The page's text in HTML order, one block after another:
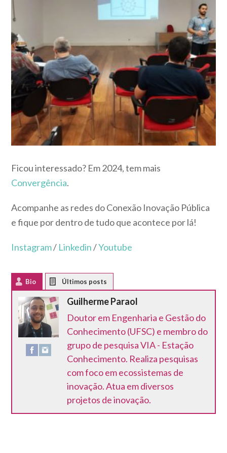
Ficou interessado? Em 2024, tem mais
Convergência.
Acompanhe as redes do Conexão Inovação Pública
e fique por dentro de tudo que acontece por lá!
Instagram/ Linkedin/Youtube
Bio
Guilherme Paraol
Doutor em Engenharia e Gestão do
Conhecimento (UFSC) e membro do
grupo de pesquisa VIA - Estação
Conhecimento. Realiza pesquisas
com foco em ecossistemas de
inovação. Atua em diversos
projetos de inovação.